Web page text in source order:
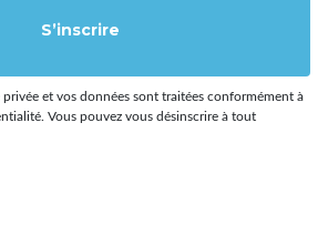
S’inscrire
et vos données sont traitées conformément à
Vous pouvez vous désinscrire à tout